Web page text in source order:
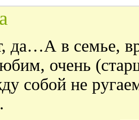
да…А в семье,
очень
собой не